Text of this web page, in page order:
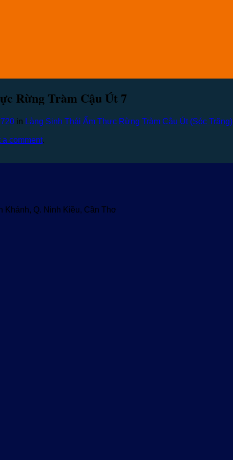
Rừng Tràm Cậu Út 7
in Làng Sinh Thái Ẩm Thực Rừng Tràm Cậu Út (Sóc Trăng)
a comment.
Khánh, Q. Ninh Kiều, Cần Thơ